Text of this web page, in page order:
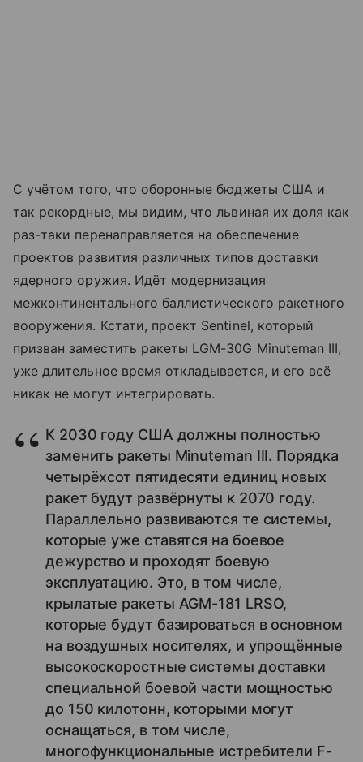
С учётом того, что оборонные бюджеты США и
так рекордные, мы видим, что львиная их доля как
раз-таки перенаправляется на обеспечение
проектов развития различных типов доставки
ядерного оружия. Идёт модернизация
межконтинентального баллистического ракетного
вооружения. Кстати, проект Sentinel, который
призван заместить ракеты LGM-30G Minuteman III,
уже длительное время откладывается, и его всё
никак не могут интегрировать.
К 2030 году США должны полностью
заменить ракеты Minuteman III. Порядка
четырёхсот пятидесяти единиц новых
ракет будут развёрнуты к 2070 году.
Параллельно развиваются те системы,
которые уже ставятся на боевое
дежурство и проходят боевую
эксплуатацию. Это, в том числе,
крылатые ракеты AGM-181 LRSO,
которые будут базироваться в основном
на воздушных носителях, и упрощённые
высокоскоростные системы доставки
специальной боевой части мощностью
до 150 килотонн, которыми могут
оснащаться, в том числе,
многофункциональные истребители F-